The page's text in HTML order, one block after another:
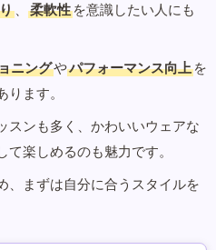
、 柔軟性 を意識したい人にも
ニングやパフォーマンス向上 を
ます。
スンも多く、かわいいウェアな
楽しめるのも魅力です。
、まずは自分に合うスタイルを